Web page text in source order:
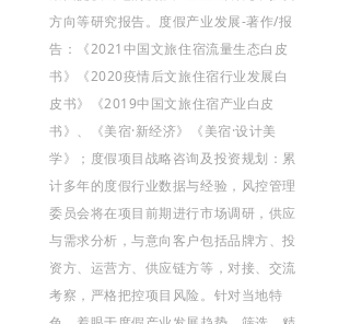
方向等研究报告。度假产业发展-著作/报
告：《2021中国文旅住宿流量生态白皮
书》《2020疫情后文旅住宿行业发展白
皮书》《2019中国文旅住宿产业白皮
书》、《美宿·新经济》《美宿·设计美
学》；度假项目战略咨询及投资规划：累
计多年的度假行业数据与经验，风控管理
委员会将在项目前期进行市场调研，供应
与需求分析，与意向客户包括品牌方、投
资方、运营方、供应链方等，对接、交流
考察，严格把控项目风险。针对当地特